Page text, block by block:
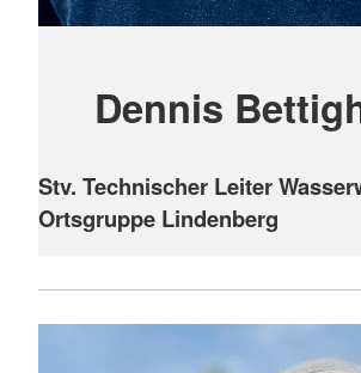
Dennis
Stv. Technischer Leiter
Ortsgruppe Lindenberg